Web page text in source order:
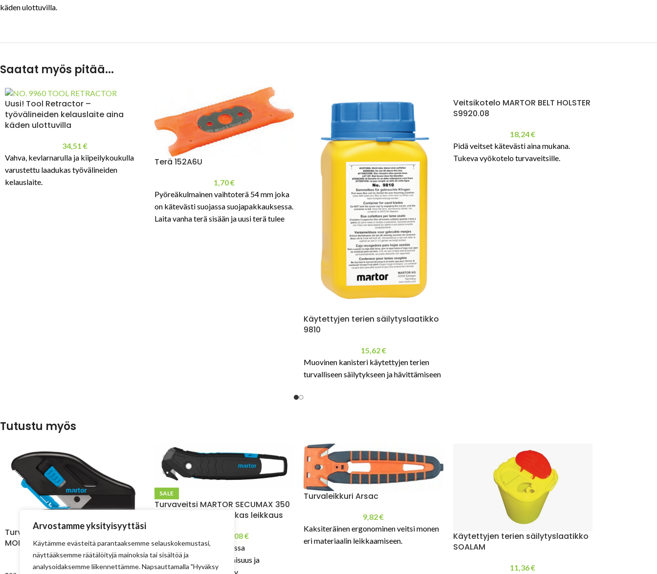
Arvostamme yksityisyyttäsi
Käytämme evästeitä parantaaksemme selauskokemustasi,
näyttääksemme räätälöityjä mainoksia tai sisältöä ja
analysoidaksemme liikennettämme. Napsauttamalla "Hyväksy
käden ulottuvilla.
Saatat myös pitää...
Uusi! Tool Retractor –
työvälineiden kelauslaite aina
käden ulottuvilla
34,51 €
Vahva, kevlarnarulla ja kiipeilykoukulla
varustettu laadukas työvälineiden
kelauslaite.
Terä 152A6U
1,70€
Pyöreäkulmainen vaihtoterä 54 mm joka
on kätevästi suojassa suojapakkauksessa.
Laita vanha terä sisään ja uusi terä tulee
Käytettyjen terien säilytyslaatikko
9810
15,62€
Muovinen kanisteri käytettyjen terien
turvalliseen säilytykseen ja hävittämiseen
Veitsikotelo MARTOR BELT HOLSTER
S9920.08
18,24€
Pidä veitset kätevästi aina mukana.
Tukeva vyökotelo turvaveitsille.
Tutustu myös
Turvaveitsi MARTOR SECUMAX
MOBILEX 45137
11,08
SALE
Turvaveitsi MARTOR SECUMAX 350
– Turvallinen ja tehokas leikkaus
12,08€
Todellinen turvaveitsi jossa
monipuolisuus, ergonomisuus ja
turvallisuus on yhdistetty.
Turvaleikkuri Arsac
9,82€
Kaksiteräinen ergonominen veitsi monen
eri materiaalin leikkaamiseen.
Käytettyjen terien säilytyslaatikko
SOALAM
11,36€